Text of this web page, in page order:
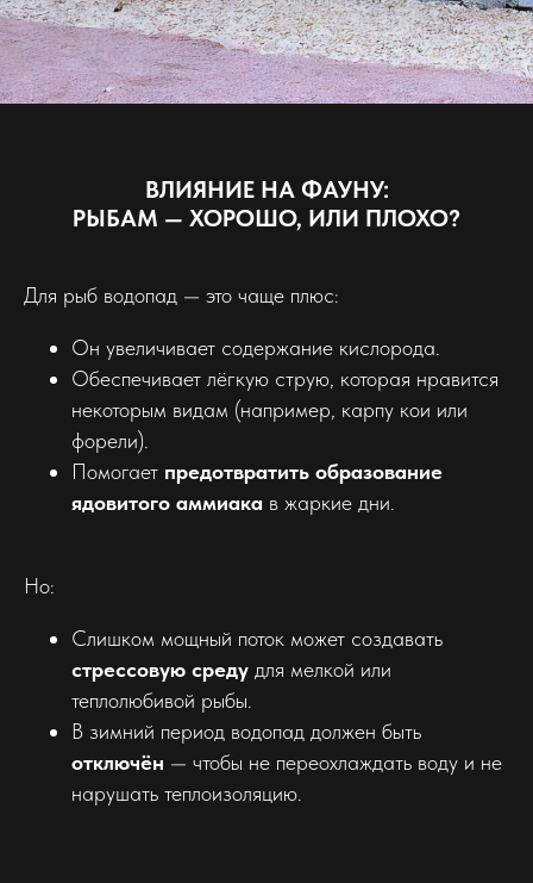
ВЛИЯНИЕ НА ФАУНУ:
РЫБАМ — ХОРОШО, ИЛИ ПЛОХО?
Для рыб водопад — это чаще плюс:
Он увеличивает содержание кислорода.
Обеспечивает лёгкую струю, которая нравится
некоторым видам (например, карпу кои или
форели).
Помогает предотвратить образование
ядовитого аммиака в жаркие дни.
Но:
Слишком мощный поток может создавать
стрессовую среду для мелкой или
теплолюбивой рыбы.
В зимний период водопад должен быть
отключён — чтобы не переохлаждать воду и не
нарушать теплоизоляцию.